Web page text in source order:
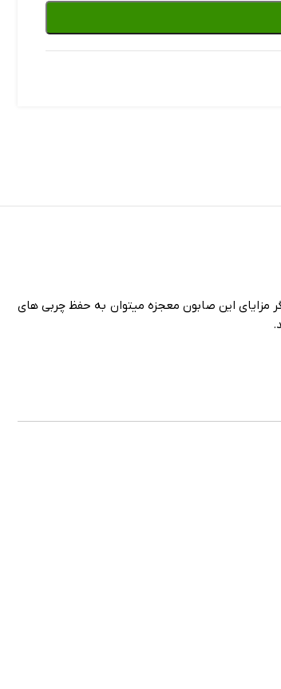
شده است ، از دیگر مزایای این صابون معجزه میتوان به حفظ چربی های